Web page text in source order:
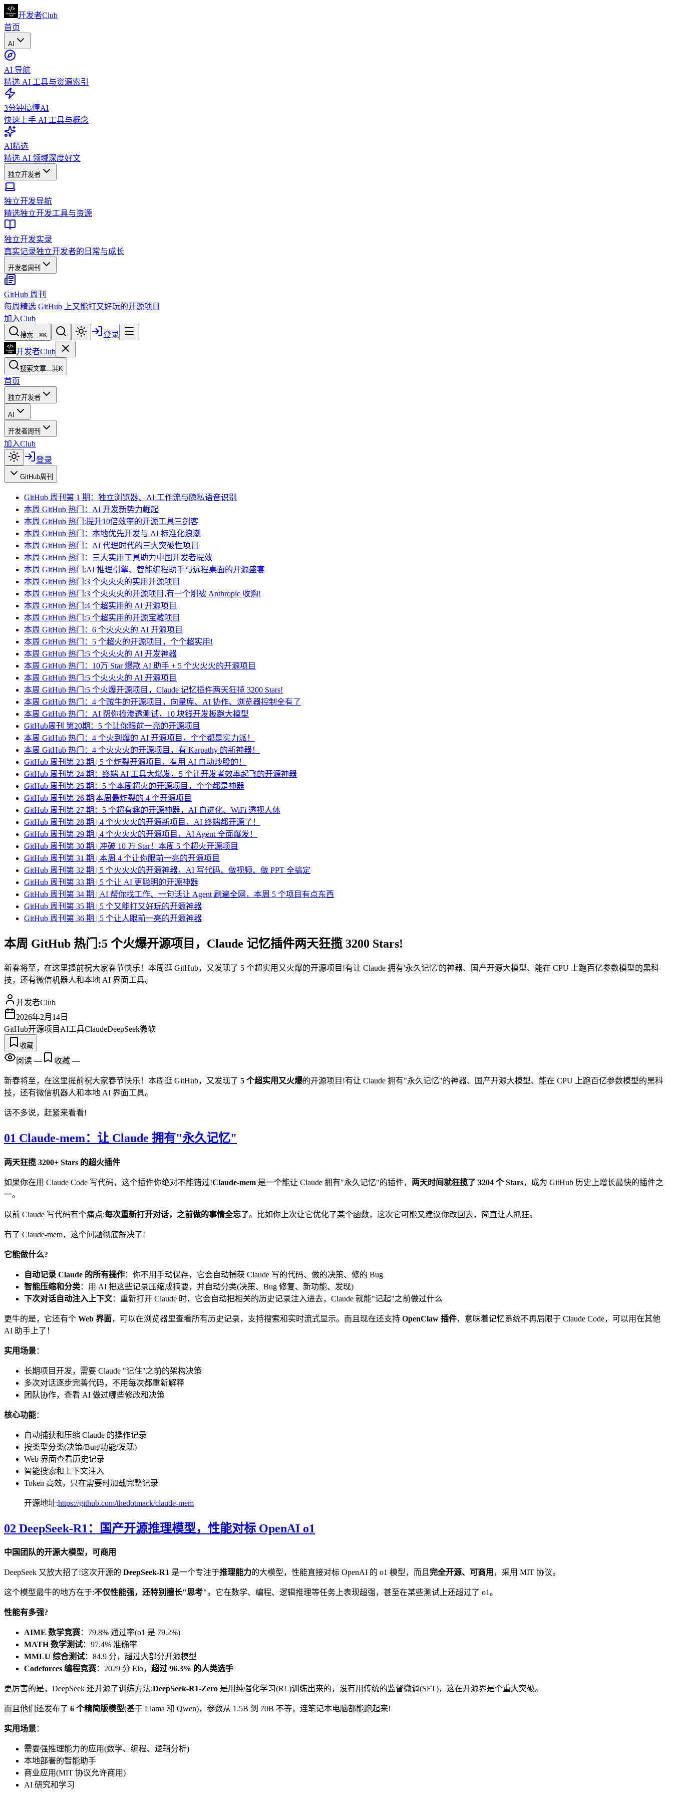
开发者Club
首页
AI
AI 导航
精选 AI 工具与资源索引
3分钟搞懂AI
快速上手 AI 工具与概念
AI精选
精选 AI 领域深度好文
独立开发者
独立开发导航
精选独立开发工具与资源
独立开发实录
真实记录独立开发者的日常与成长
开发者周刊
GitHub 周刊
每周精选 GitHub 上又能打又好玩的开源项目
加入Club
搜索...⌘K
登录
开发者Club
搜索文章...⌘K
首页
独立开发者
AI
开发者周刊
加入Club
登录
GitHub周刊
GitHub 周刊第 1 期：独立浏览器、AI 工作流与隐私语音识别
本周 GitHub 热门：AI 开发新势力崛起
本周 GitHub 热门:提升10倍效率的开源工具三剑客
本周 GitHub 热门：本地优先开发与 AI 标准化浪潮
本周 GitHub 热门：AI 代理时代的三大突破性项目
本周 GitHub 热门：三大实用工具助力中国开发者提效
本周 GitHub 热门:AI 推理引擎、智能编程助手与远程桌面的开源盛宴
本周 GitHub 热门:3 个火火火的实用开源项目
本周 GitHub 热门:3 个火火火的开源项目,有一个刚被 Anthropic 收购!
本周 GitHub 热门:4 个超实用的 AI 开源项目
本周 GitHub 热门:5 个超实用的开源宝藏项目
本周 GitHub 热门：6 个火火火的 AI 开源项目
本周 GitHub 热门：5 个超火的开源项目，个个超实用!
本周 GitHub 热门:5 个火火火的 AI 开发神器
本周 GitHub 热门：10万 Star 爆款 AI 助手 + 5 个火火火的开源项目
本周 GitHub 热门:5 个火火火的 AI 开源项目
本周 GitHub 热门:5 个火爆开源项目，Claude 记忆插件两天狂揽 3200 Stars!
本周 GitHub 热门：4 个贼牛的开源项目，向量库、AI 协作、浏览器控制全有了
本周 GitHub 热门：AI 帮你搞渗透测试，10 块钱开发板跑大模型
GitHub周刊 第20期：5 个让你眼前一亮的开源项目
本周 GitHub 热门：4 个火到爆的 AI 开源项目，个个都是实力派！
本周 GitHub 热门：4 个火火火的开源项目，有 Karpathy 的新神器！
GitHub 周刊第 23 期 | 5 个炸裂开源项目，有用 AI 自动炒股的！
GitHub 周刊第 24 期：终端 AI 工具大爆发，5 个让开发者效率起飞的开源神器
GitHub 周刊第 25 期：5 个本周超火的开源项目，个个都是神器
GitHub 周刊第 26 期|本周最炸裂的 4 个开源项目
GitHub 周刊第 27 期：5 个超有趣的开源神器，AI 自进化、WiFi 透视人体
GitHub 周刊第 28 期 | 4 个火火火的开源新项目，AI 终端都开源了！
GitHub 周刊第 29 期 | 4 个火火火的开源项目，AI Agent 全面爆发！
GitHub 周刊第 30 期 | 冲破 10 万 Star！本周 5 个超火开源项目
GitHub 周刊第 31 期 | 本周 4 个让你眼前一亮的开源项目
GitHub 周刊第 32 期 | 5 个火火火的开源神器，AI 写代码、做视频、做 PPT 全搞定
GitHub 周刊第 33 期 | 5 个让 AI 更聪明的开源神器
GitHub 周刊第 34 期 | AI 帮你找工作、一句话让 Agent 刷遍全网，本周 5 个项目有点东西
GitHub 周刊第 35 期 | 5 个又能打又好玩的开源神器
GitHub 周刊第 36 期 | 5 个让人眼前一亮的开源神器
本周 GitHub 热门:5 个火爆开源项目，Claude 记忆插件两天狂揽 3200 Stars!
新春将至，在这里提前祝大家春节快乐！本周逛 GitHub，又发现了 5 个超实用又火爆的开源项目!有让 Claude 拥有'永久记忆'的神器、国产开源大模型、能在 CPU 上跑百亿参数模型的黑科
技，还有微信机器人和本地 AI 界面工具。
开发者Club
2026年2月14日
GitHub开源项目 AI工具ClaudeDeepSeek微软
收藏
阅读 — 收藏 —
新春将至，在这里提前祝大家春节快乐！本周逛 GitHub，又发现了 5 个超实用又火爆的开源项目!有让 Claude 拥有"永久记忆"的神器、国产开源大模型、能在 CPU 上跑百亿参数模型的黑科
技，还有微信机器人和本地 AI 界面工具。
话不多说，赶紧来看看!
01 Claude-mem：让 Claude 拥有"永久记忆"
两天狂揽 3200+ Stars 的超火插件
如果你在用 Claude Code 写代码，这个插件你绝对不能错过!Claude-mem 是一个能让 Claude 拥有"永久记忆"的插件， 两天时间就狂揽了 3204 个 Stars，成为 GitHub 历史上增长最快的插件之
一。
以前 Claude 写代码有个痛点:每次重新打开对话，之前做的事情全忘了。比如你上次让它优化了某个函数，这次它可能又建议你改回去，简直让人抓狂。
有了 Claude-mem，这个问题彻底解决了!
它能做什么?
自动记录 Claude 的所有操作：你不用手动保存，它会自动捕获 Claude 写的代码、做的决策、修的 Bug
智能压缩和分类：用 AI 把这些记录压缩成摘要，并自动分类(决策、Bug 修复、新功能、发现)
下次对话自动注入上下文：重新打开 Claude 时，它会自动把相关的历史记录注入进去，Claude 就能"记起"之前做过什么
更牛的是，它还有个 Web 界面，可以在浏览器里查看所有历史记录，支持搜索和实时流式显示。而且现在还支持 OpenClaw 插件，意味着记忆系统不再局限于 Claude Code，可以用在其他
AI 助手上了！
实用场景：
长期项目开发，需要 Claude "记住"之前的架构决策
多次对话逐步完善代码，不用每次都重新解释
团队协作，查看 AI 做过哪些修改和决策
核心功能：
自动捕获和压缩 Claude 的操作记录
按类型分类(决策/Bug/功能/发现)
Web 界面查看历史记录
智能搜索和上下文注入
Token 高效，只在需要时加载完整记录
开源地址:https://github.com/thedotmack/claude-mem
02 DeepSeek-R1：国产开源推理模型，性能对标 OpenAI o1
中国团队的开源大模型，可商用
DeepSeek 又放大招了!这次开源的 DeepSeek-R1 是一个专注于推理能力的大模型，性能直接对标 OpenAI 的 o1 模型，而且完全开源、可商用 ，采用 MIT 协议。
这个模型最牛的地方在于:不仅性能强，还特别擅长"思考"。它在数学、编程、逻辑推理等任务上表现超强，甚至在某些测试上还超过了 o1。
性能有多强?
AIME 数学竞赛：79.8% 通过率(o1 是 79.2%)
MATH 数学测试：97.4% 准确率
MMLU 综合测试：84.9 分，超过大部分开源模型
Codeforces 编程竞赛：2029 分 Elo， 超过 96.3% 的人类选手
更厉害的是，DeepSeek 还开源了训练方法:DeepSeek-R1-Zero 是用纯强化学习(RL)训练出来的，没有用传统的监督微调(SFT)，这在开源界是个重大突破。
而且他们还发布了 6 个精简版模型(基于 Llama 和 Qwen)，参数从 1.5B 到 70B 不等，连笔记本电脑都能跑起来!
实用场景：
需要强推理能力的应用(数学、编程、逻辑分析)
本地部署的智能助手
商业应用(MIT 协议允许商用)
AI 研究和学习